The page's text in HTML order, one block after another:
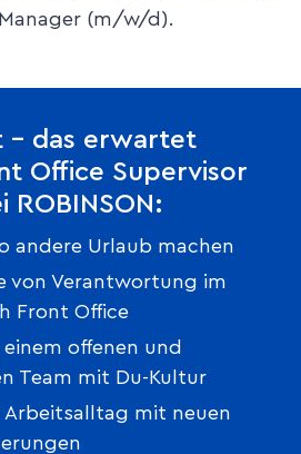
(m/w/d).
– das erwartet
Office Supervisor
andere Urlaub machen
von Verantwortung im
Front Office
offenen und
Team mit Du-Kultur
Arbeitsalltag mit neuen